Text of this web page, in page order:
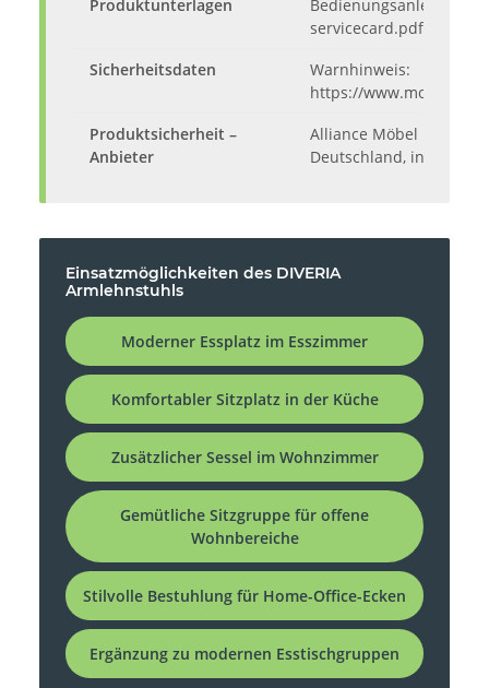
Produktunterlagen
Bedienungsanleitung:
servicecard.pdf
Sicherheitsdaten
Warnhinweis:
https://
Produktsicherheit –
Anbieter
Alliance Möbel
Deutschland,
Einsatzmöglichkeiten des DIVERIA
Armlehnstuhls
Moderner Essplatz im Esszimmer
Komfortabler Sitzplatz in der Küche
Zusätzlicher Sessel im Wohnzimmer
Gemütliche Sitzgruppe für offene
Wohnbereiche
Stilvolle Bestuhlung für Home-Office-Ecken
Ergänzung zu modernen Esstischgruppen